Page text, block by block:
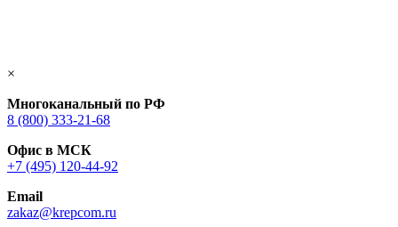
×
Многоканальный по РФ
8 (800) 333‑21-68
Офис в МСК
+7 (495) 120-44-92
Email
zakaz@krepcom.ru